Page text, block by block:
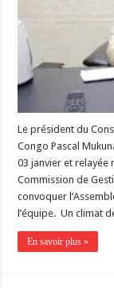
Le président du
Congo Pascal
03 janvier et
Commission de
convoquer
l’équipe. Un climat
En savoir plus »